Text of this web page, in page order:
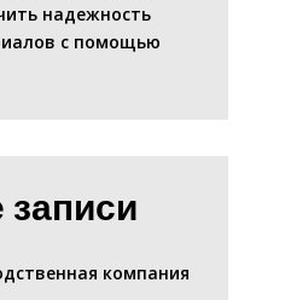
надежность
с помощью
компания